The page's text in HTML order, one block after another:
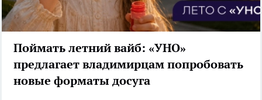
Поймать летний вайб: «УНО»
предлагает владимирцам попробовать
новые форматы досуга